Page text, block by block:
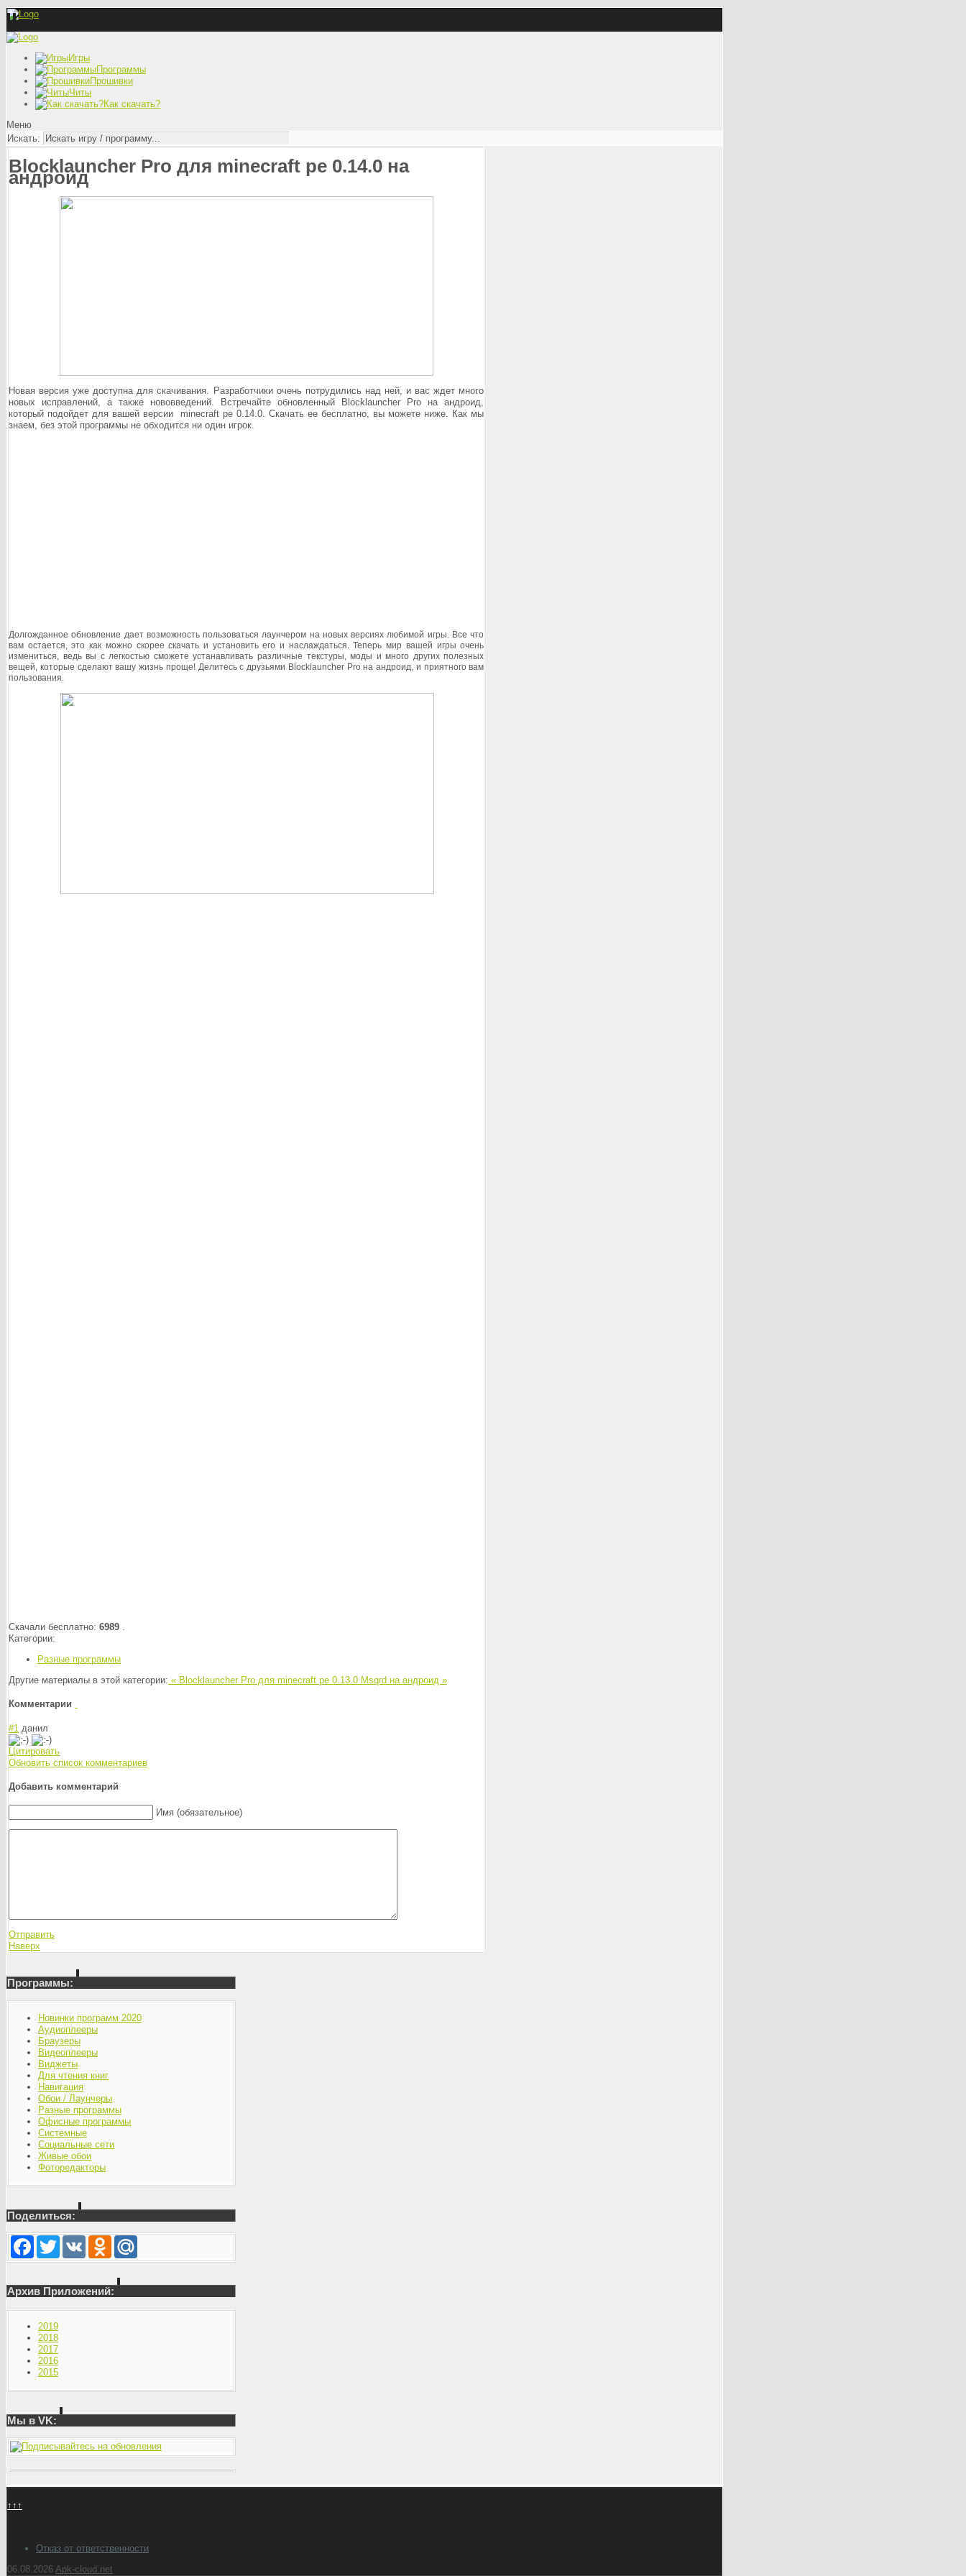
Игры
Программы
Прошивки
Читы
Как скачать?
Меню
Искать:
Blocklauncher Pro для minecraft pe 0.14.0 на
андроид
Новая версия уже доступна для скачивания. Разработчики очень потрудились над ней, и вас ждет много
новых исправлений, а также нововведений. Встречайте обновленный Blocklauncher Pro на андроид,
который подойдет для вашей версии minecraft pe 0.14.0. Скачать ее бесплатно, вы можете ниже. Как мы
знаем, без этой программы не обходится ни один игрок.
Долгожданное обновление дает возможность пользоваться лаунчером на новых версиях любимой игры. Все что
вам остается, это как можно скорее скачать и установить его и наслаждаться.Теперь мир вашей игры очень
измениться, ведь вы с легкостью сможете устанавливать различные текстуры, моды и много других полезных
вещей, которые сделают вашу жизнь проще! Делитесь с друзьями Blocklauncher Proна андроид, и приятного вам
пользования.
Скачали бесплатно: 6989 .
Категории:
Разные программы
Другие материалы в этой категории: « Blocklauncher Pro для minecraft pe 0.13.0 Msqrd на андроид »
Комментарии
#1 данил
Цитировать
Обновить список комментариев
Добавить комментарий
Имя (обязательное)
Отправить
Наверх
Программы:
Новинки программ 2020
Аудиоплееры
Браузеры
Видеоплееры
Виджеты
Для чтения книг
Навигация
Обои / Лаунчеры
Разные программы
Офисные программы
Системные
Социальные сети
Живые обои
Фоторедакторы
Поделиться:
FacebookTwitter VK Odnoklassniki
Архив Приложений:
2019
2018
2017
2016
2015
Мы в VK:
↑↑↑
Отказ от ответственности
06.08.2026 Apk-cloud.net